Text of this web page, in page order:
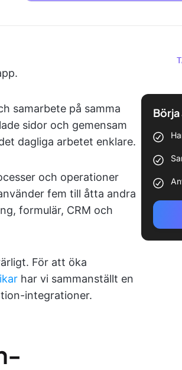
samarbete på samma
sidor och gemensam
dagliga arbetet enklare.
och operationer
fem till åtta andra
formulär, CRM och
För att öka
har vi sammanställt en
integrationer.